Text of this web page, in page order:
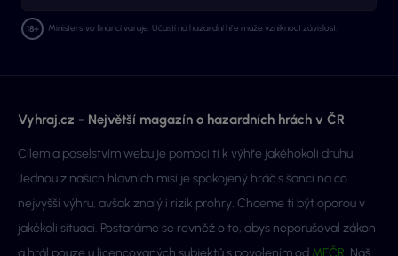
Ministerstvo financí varuje: Účastí na hazardní hře může vzniknout závislost.
Vyhraj.cz - Největší magazín o hazardních hrách v ČR
Cílem a poselstvím webu je pomoci ti k výhře jakéhokoli druhu.
Jednou z našich hlavních misí je spokojený hráč s šancí na co
nejvyšší výhru, avšak znalý i rizik prohry. Chceme ti být oporou v
jakékoli situaci. Postaráme se rovněž o to, abys neporušoval zákon
a hrál pouze u licencovaných subjektů s povolením od MFČR. Náš